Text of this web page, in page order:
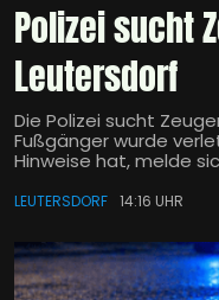
Polizei sucht
Leutersdorf
Die Polizei sucht
Fußgänger wurde
Hinweise hat, melde
LEUTERSDORF 14:16 UHR